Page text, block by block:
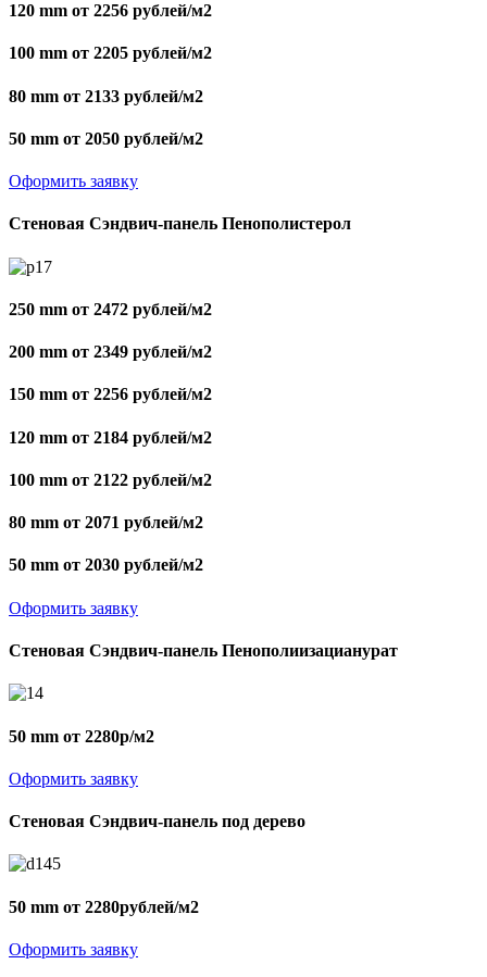
120 mm от 2256 рублей/м2
100 mm от 2205 рублей/м2
80 mm от 2133 рублей/м2
50 mm от 2050 рублей/м2
Оформить заявку
Стеновая Сэндвич-панель Пенополистерол
250 mm от 2472 рублей/м2
200 mm от 2349 рублей/м2
150 mm от 2256 рублей/м2
120 mm от 2184 рублей/м2
100 mm от 2122 рублей/м2
80 mm от 2071 рублей/м2
50 mm от 2030 рублей/м2
Оформить заявку
Стеновая Сэндвич-панель Пенополиизацианурат
50 mm от 2280р/м2
Оформить заявку
Стеновая Сэндвич-панель под дерево
50 mm от 2280рублей/м2
Оформить заявку